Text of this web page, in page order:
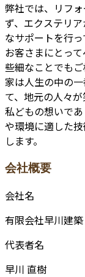
弊社では、リフ
ず、エクステリ
なサポートを行
お客さまにとっ
些細なことでもご
家は人生の中の
て、地元の人々
私どもの想いで
や環境に適した
します。
会社概要
会社名
有限会社早川建築
代表者名
早川 直樹